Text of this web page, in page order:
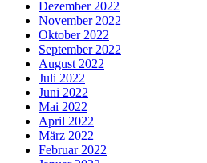
Dezember 2022
November 2022
Oktober 2022
September 2022
August 2022
Juli 2022
Juni 2022
Mai 2022
April 2022
März 2022
Februar 2022